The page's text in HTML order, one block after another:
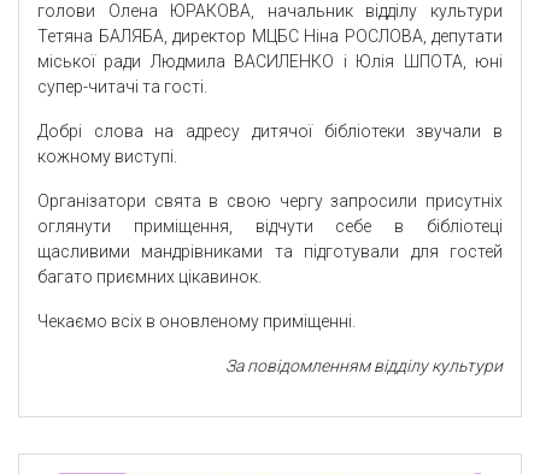
голови Олена ЮРАКОВА, начальник відділу культури
Тетяна БАЛЯБА, директор МЦБС Ніна РОСЛОВА, депутати
міської ради Людмила ВАСИЛЕНКО і Юлія ШПОТА, юні
супер-читачі та гості.
Добрі слова на адресу дитячої бібліотеки звучали в
кожному виступі.
Організатори свята в свою чергу запросили присутніх
оглянути приміщення, відчути себе в бібліотеці
щасливими мандрівниками та підготували для гостей
багато приємних цікавинок.
Чекаємо всіх в оновленому приміщенні.
За повідомленням відділу культури